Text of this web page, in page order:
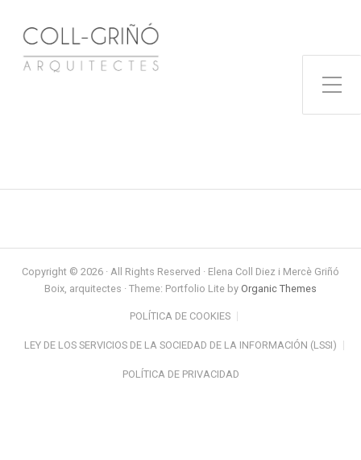
Toggle Side Menu
Copyright © 2026 · All Rights Reserved · Elena Coll Diez i Mercè Griñó
Boix, arquitectes · Theme: Portfolio Lite by Organic Themes
POLÍTICA DE COOKIES
LEY DE LOS SERVICIOS DE LA SOCIEDAD DE LA INFORMACIÓN (LSSI)
POLÍTICA DE PRIVACIDAD